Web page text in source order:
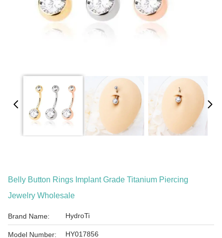
Belly Button Rings Implant Grade Titanium Piercing
Jewelry Wholesale
Brand Name: HydroTi
Model Number: HY017856